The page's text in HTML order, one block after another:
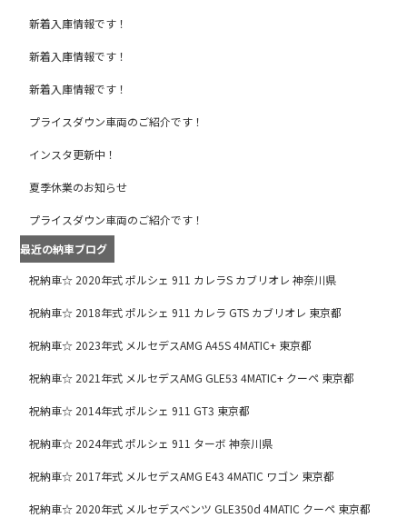
新着入庫情報です！
新着入庫情報です！
新着入庫情報です！
プライスダウン車両のご紹介です！
インスタ更新中！
夏季休業のお知らせ
プライスダウン車両のご紹介です！
最近の納車ブログ
祝納車☆ 2020年式 ポルシェ 911 カレラS カブリオレ 神奈川県
祝納車☆ 2018年式 ポルシェ 911 カレラ GTS カブリオレ 東京都
祝納車☆ 2023年式 メルセデスAMG A45S 4MATIC+ 東京都
祝納車☆ 2021年式 メルセデスAMG GLE53 4MATIC+ クーペ 東京都
祝納車☆ 2014年式 ポルシェ 911 GT3 東京都
祝納車☆ 2024年式 ポルシェ 911 ターボ 神奈川県
祝納車☆ 2017年式 メルセデスAMG E43 4MATIC ワゴン 東京都
祝納車☆ 2020年式 メルセデスベンツ GLE350d 4MATIC クーペ 東京都